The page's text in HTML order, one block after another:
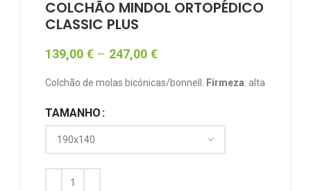
COLCHÃO MINDOL ORTOPÉDICO
CLASSIC PLUS
139,00 € – 247,00 €
Colchão de molas bicónicas/bonnell. Firmeza: alta
TAMANHO